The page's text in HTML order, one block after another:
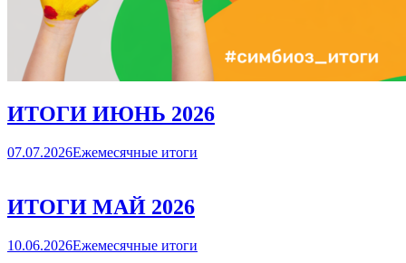
ИТОГИ ИЮНЬ 2026
07.07.2026Ежемесячные итоги
ИТОГИ МАЙ 2026
10.06.2026Ежемесячные итоги